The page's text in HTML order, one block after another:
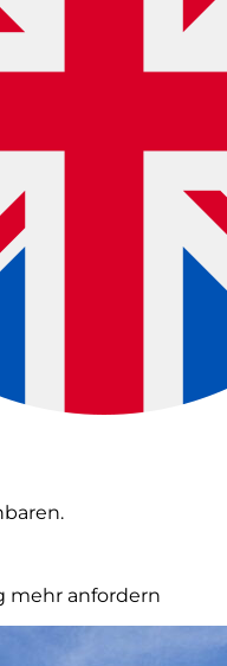
mehr anfordern